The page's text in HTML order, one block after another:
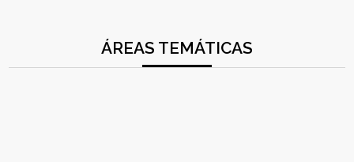
ÁREAS TEMÁTICAS